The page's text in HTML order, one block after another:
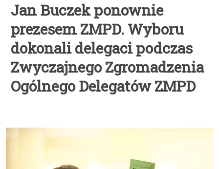
Jan Buczek ponownie
prezesem ZMPD. Wyboru
dokonali delegaci podczas
Zwyczajnego Zgromadzenia
Ogólnego Delegatów ZMPD